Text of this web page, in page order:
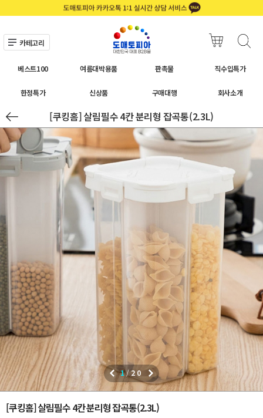
카테고리
베스트100 여름대박용품 판촉물 직수입특가
한정특가 신상품 구매대행 회사소개
[쿠킹홈] 살림필수 4칸 분리형 잡곡통(2.3L)
1/20
[쿠킹홈] 살림필수 4칸 분리형 잡곡통(2.3L)